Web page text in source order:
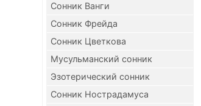
Сонник Ванги
Сонник Фрейда
Сонник Цветкова
Мусульманский сонник
Эзотерический сонник
Сонник Нострадамуса